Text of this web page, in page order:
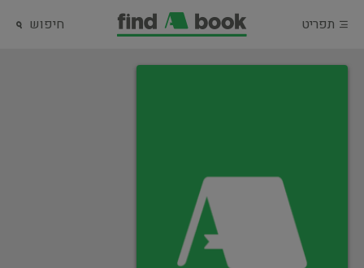
תפריט חיפוש